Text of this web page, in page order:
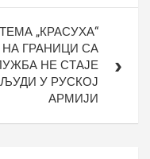
„КРАСУХА“
ГРАНИЦИ СА
НЕ СТАЈЕ
У РУСКОЈ
АРМИЈИ